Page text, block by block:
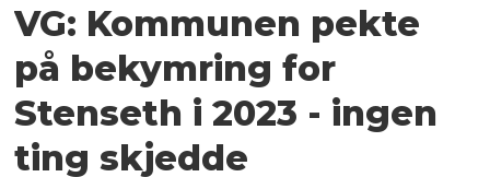
VG: Kommunen pekte
på bekymring for
Stenseth i 2023 - ingen
ting skjedde